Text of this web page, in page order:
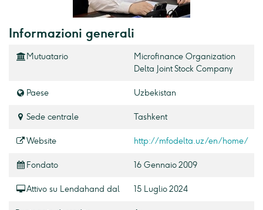
Informazioni generali
Mutuatario
Microfinance Organization
Delta Joint Stock Company
Paese Uzbekistan
Sede centrale Tashkent
Website http://mfodelta.uz/en/home/
Fondato 16 Gennaio 2009
Attivo su Lendahand dal 15 Luglio 2024